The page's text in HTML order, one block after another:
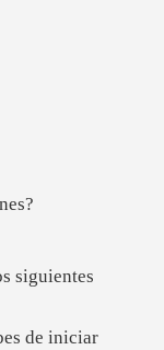
siguientes
de iniciar